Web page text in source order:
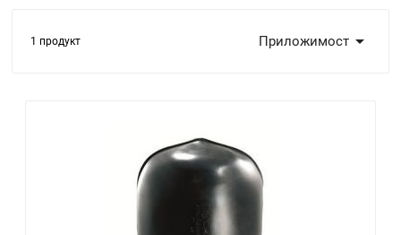
1 продукт Приложимост 